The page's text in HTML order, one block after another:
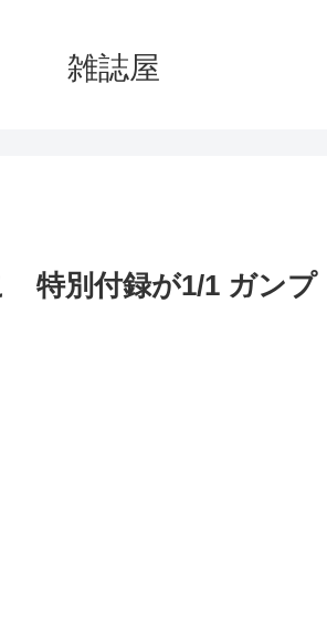
雑誌屋
特別付録が1/1 ガンプ